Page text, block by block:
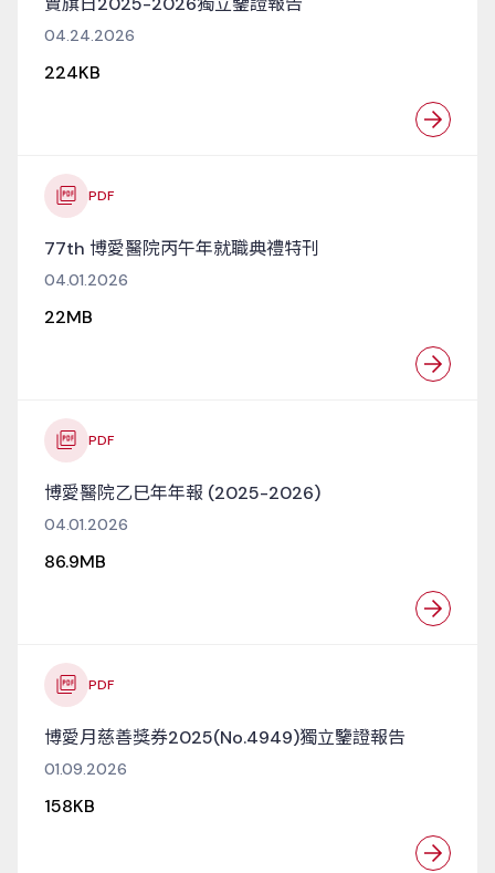
04.24.2026
224KB
PDF
77th 博愛醫院丙午年就職典禮特刊
04.01.2026
22MB
PDF
博愛醫院乙巳年年報 (2025-2026)
04.01.2026
86.9MB
PDF
博愛月慈善獎券2025(No.4949)獨立鑒證報告
01.09.2026
158KB